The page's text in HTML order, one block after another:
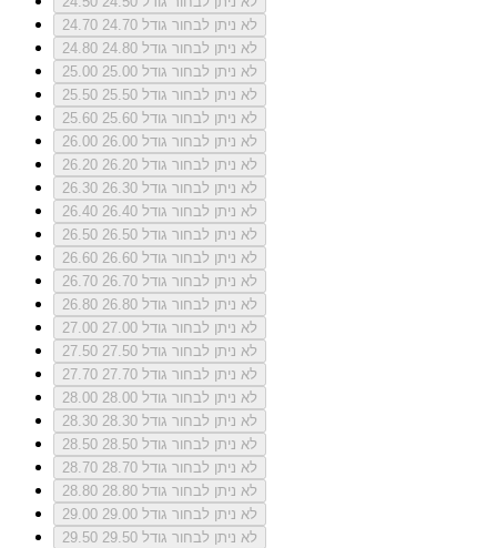
24.70
לא ניתן לבחור גודל 24.70
24.80
לא ניתן לבחור גודל 24.80
25.00
לא ניתן לבחור גודל 25.00
25.50
לא ניתן לבחור גודל 25.50
25.60
לא ניתן לבחור גודל 25.60
26.00
לא ניתן לבחור גודל 26.00
26.20
לא ניתן לבחור גודל 26.20
26.30
לא ניתן לבחור גודל 26.30
26.40
לא ניתן לבחור גודל 26.40
26.50
לא ניתן לבחור גודל 26.50
26.60
לא ניתן לבחור גודל 26.60
26.70
לא ניתן לבחור גודל 26.70
26.80
לא ניתן לבחור גודל 26.80
27.00
לא ניתן לבחור גודל 27.00
27.50
לא ניתן לבחור גודל 27.50
27.70
לא ניתן לבחור גודל 27.70
28.00
לא ניתן לבחור גודל 28.00
28.30
לא ניתן לבחור גודל 28.30
28.50
לא ניתן לבחור גודל 28.50
28.70
לא ניתן לבחור גודל 28.70
28.80
לא ניתן לבחור גודל 28.80
29.00
לא ניתן לבחור גודל 29.00
29.50
לא ניתן לבחור גודל 29.50